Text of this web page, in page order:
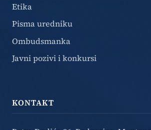
Etika
Pisma uredniku
Ombudsmanka
Javni pozivi i konkursi
KONTAKT